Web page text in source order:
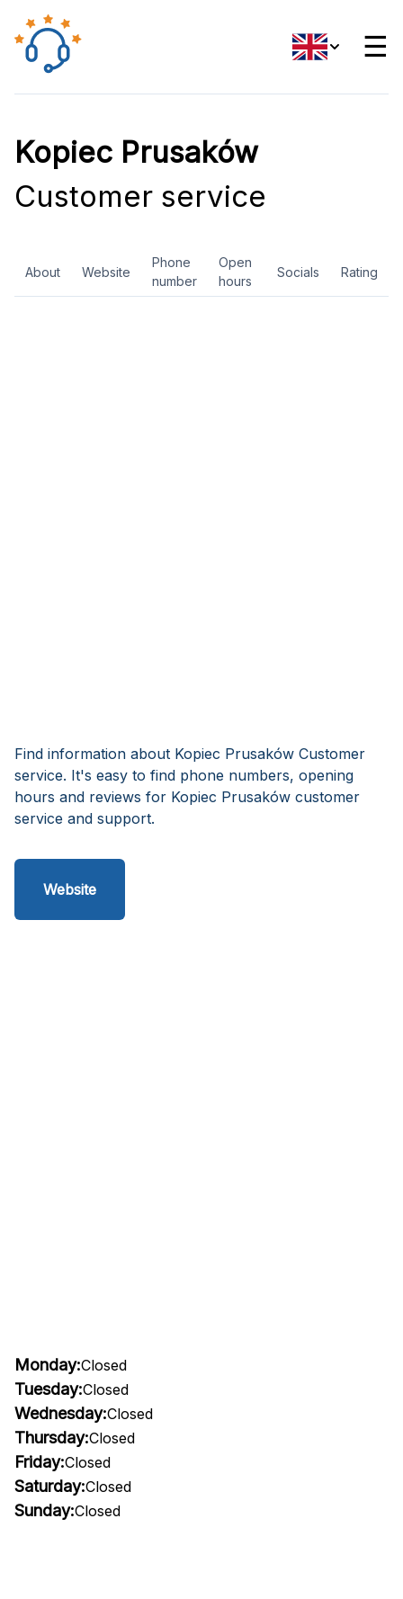
☰
Kopiec Prusaków
Customer service
About Website
Phone
number
Open
hours
Socials Rating
Find information about Kopiec Prusaków Customer
service. It's easy to find phone numbers, opening
hours and reviews for Kopiec Prusaków customer
service and support.
Website
Monday:Closed
Tuesday:Closed
Wednesday:Closed
Thursday:Closed
Friday:Closed
Saturday:Closed
Sunday:Closed